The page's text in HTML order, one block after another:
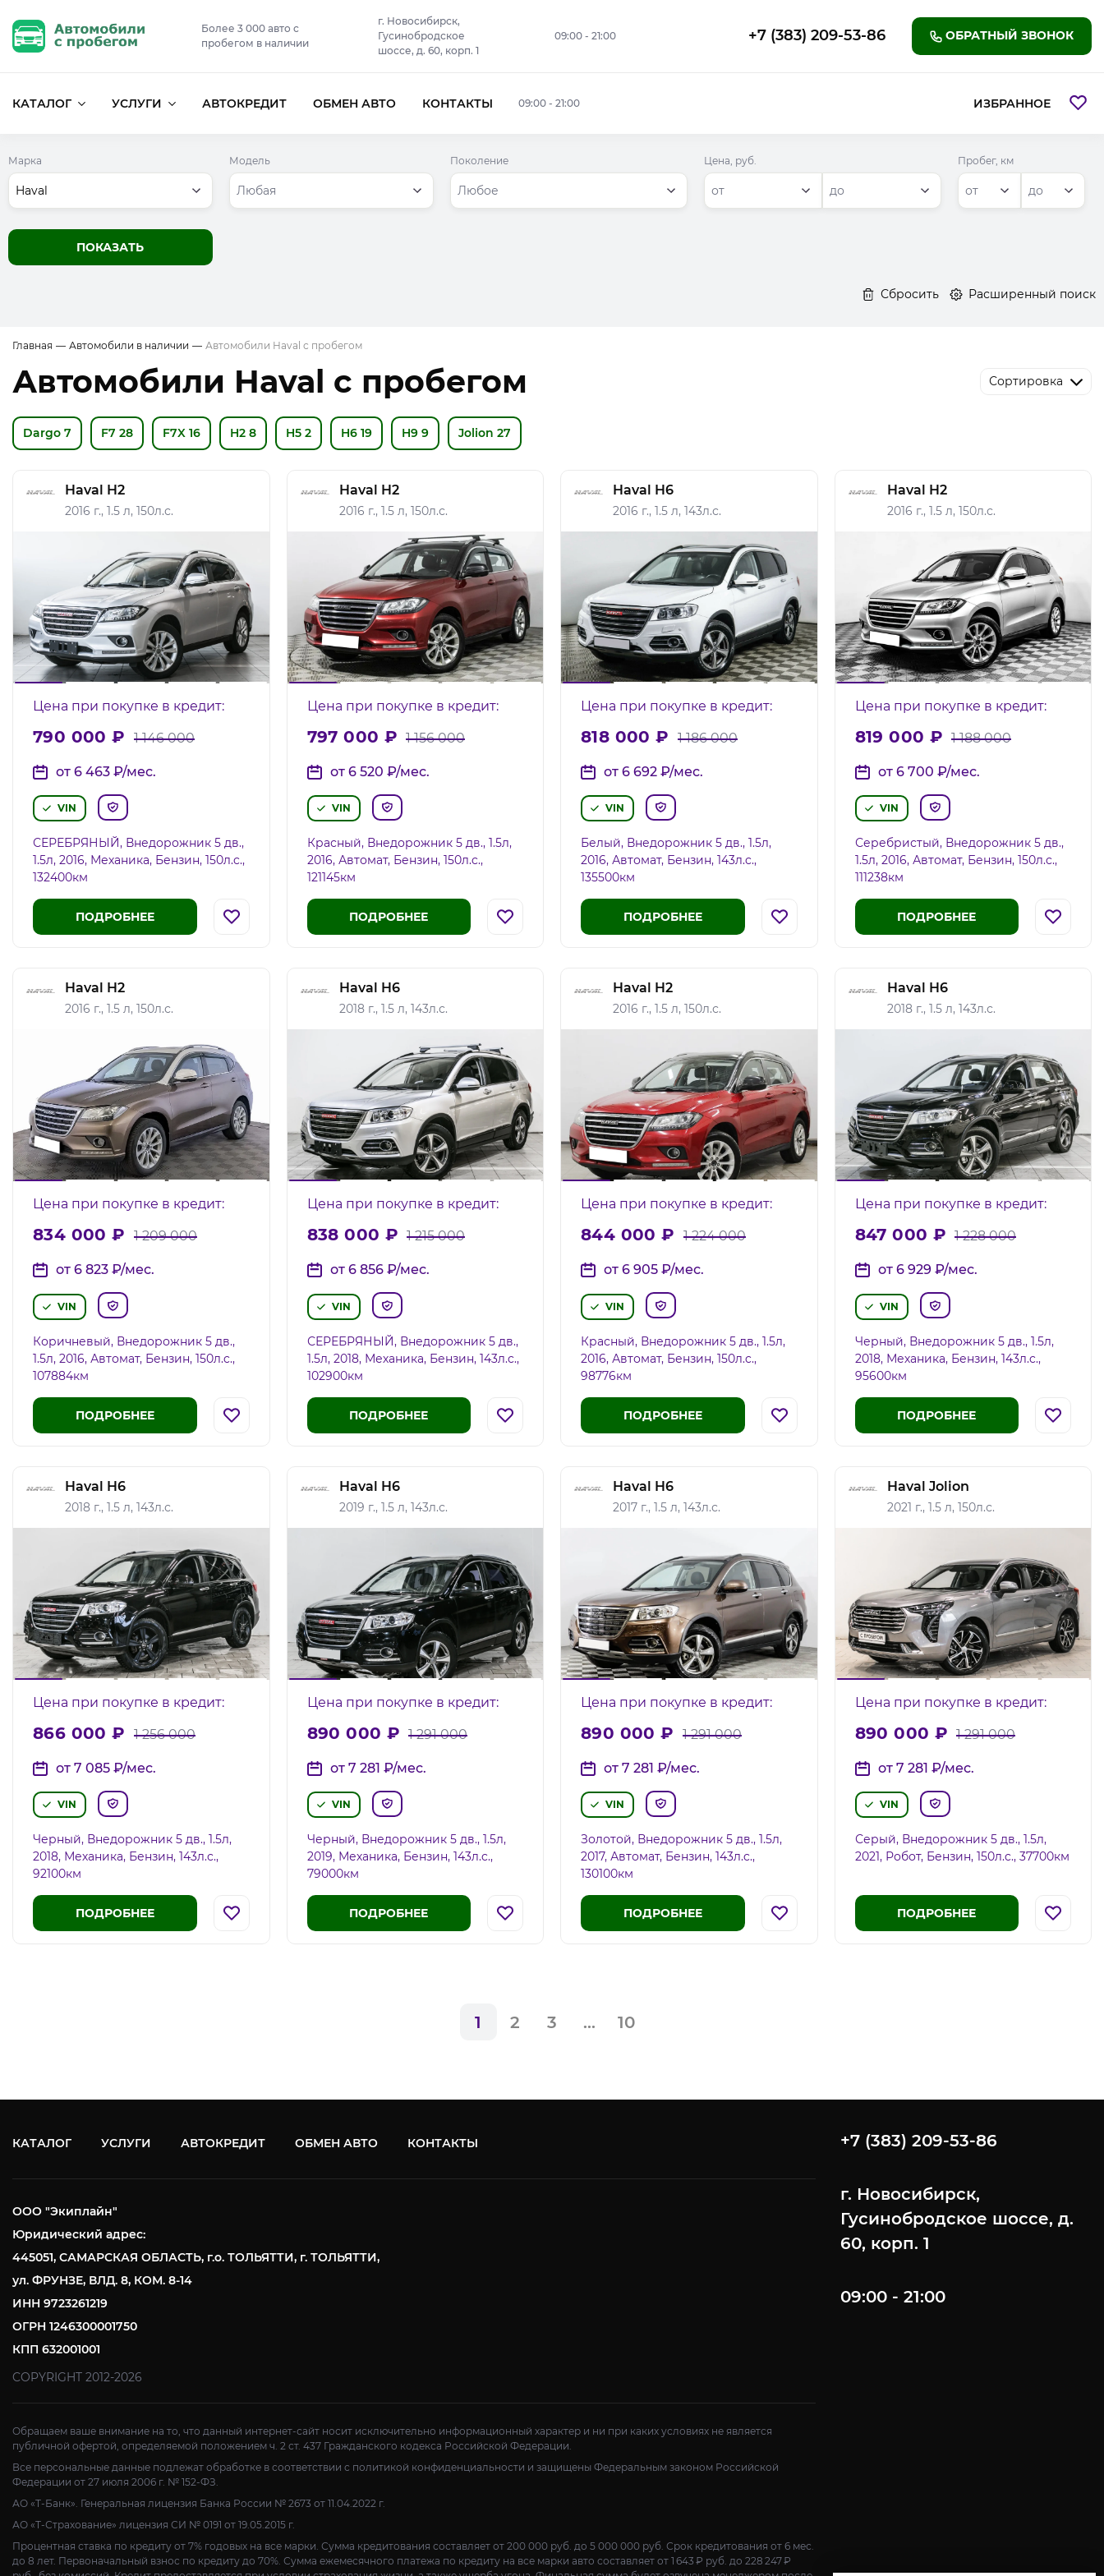
Более 3 000 авто с
пробегом в наличии
г. Новосибирск,
Гусинобродское
шоссе, д. 60, корп. 1
09:00 - 21:00 +7 (383) 209-53-86 ОБРАТНЫЙ ЗВОНОК
КАТАЛОГ УСЛУГИ АВТОКРЕДИТ ОБМЕН АВТО КОНТАКТЫ 09:00 - 21:00 ИЗБРАННОЕ
Марка
Haval
Модель
Любая
Поколение
Любое
Цена, руб.
от
Цена, руб.(до)
до
Пробег, км
от
Пробег, км (До)
до
ПОКАЗАТЬ
Сбросить Расширенный поиск
Главная — Автомобили в наличии — Автомобили Haval с пробегом
Автомобили Haval с пробегом
Dargo 7 F7 28 F7X 16 H2 8 H5 2 H6 19 H9 9 Jolion 27
Сортировка
Haval H2
2016 г., 1.5 л, 150л.с.
Цена при покупке в кредит:
790 000₽ 1 146 000
от 6 463 ₽/мес.
VIN
СЕРЕБРЯНЫЙ, Внедорожник 5 дв.,
1.5л, 2016, Механика, Бензин, 150л.c.,
132400км
ПОДРОБНЕЕ
Haval H2
2016 г., 1.5 л, 150л.с.
Цена при покупке в кредит:
797 000 ₽ 1 156 000
от 6 520 ₽/мес.
VIN
Красный, Внедорожник 5 дв., 1.5л,
2016, Автомат, Бензин, 150л.c.,
121145км
ПОДРОБНЕЕ
Haval H6
2016 г., 1.5 л, 143л.с.
Цена при покупке в кредит:
818 000₽ 1 186 000
от 6 692 ₽/мес.
VIN
Белый, Внедорожник 5 дв., 1.5л,
2016, Автомат, Бензин, 143л.c.,
135500км
ПОДРОБНЕЕ
Haval H2
2016 г., 1.5 л, 150л.с.
Цена при покупке в кредит:
819 000 ₽ 1 188 000
от 6 700 ₽/мес.
VIN
Серебристый, Внедорожник 5 дв.,
1.5л, 2016, Автомат, Бензин, 150л.c.,
111238км
ПОДРОБНЕЕ
Haval H2
2016 г., 1.5 л, 150л.с.
Цена при покупке в кредит:
834 000₽ 1 209 000
от 6 823 ₽/мес.
VIN
Коричневый, Внедорожник 5 дв.,
1.5л, 2016, Автомат, Бензин, 150л.c.,
107884км
ПОДРОБНЕЕ
Haval H6
2018 г., 1.5 л, 143л.с.
Цена при покупке в кредит:
838 000 ₽ 1 215 000
от 6 856 ₽/мес.
VIN
СЕРЕБРЯНЫЙ, Внедорожник 5 дв.,
1.5л, 2018, Механика, Бензин, 143л.c.,
102900км
ПОДРОБНЕЕ
Haval H2
2016 г., 1.5 л, 150л.с.
Цена при покупке в кредит:
844 000₽ 1 224 000
от 6 905 ₽/мес.
VIN
Красный, Внедорожник 5 дв., 1.5л,
2016, Автомат, Бензин, 150л.c.,
98776км
ПОДРОБНЕЕ
Haval H6
2018 г., 1.5 л, 143л.с.
Цена при покупке в кредит:
847 000 ₽ 1 228 000
от 6 929 ₽/мес.
VIN
Черный, Внедорожник 5 дв., 1.5л,
2018, Механика, Бензин, 143л.c.,
95600км
ПОДРОБНЕЕ
Haval H6
2018 г., 1.5 л, 143л.с.
Цена при покупке в кредит:
866 000₽ 1 256 000
от 7 085 ₽/мес.
VIN
Черный, Внедорожник 5 дв., 1.5л,
2018, Механика, Бензин, 143л.c.,
92100км
ПОДРОБНЕЕ
Haval H6
2019 г., 1.5 л, 143л.с.
Цена при покупке в кредит:
890 000 ₽ 1 291 000
от 7 281 ₽/мес.
VIN
Черный, Внедорожник 5 дв., 1.5л,
2019, Механика, Бензин, 143л.c.,
79000км
ПОДРОБНЕЕ
Haval H6
2017 г., 1.5 л, 143л.с.
Цена при покупке в кредит:
890 000₽ 1 291 000
от 7 281 ₽/мес.
VIN
Золотой, Внедорожник 5 дв., 1.5л,
2017, Автомат, Бензин, 143л.c.,
130100км
ПОДРОБНЕЕ
Haval Jolion
2021 г., 1.5 л, 150л.с.
Цена при покупке в кредит:
890 000 ₽ 1 291 000
от 7 281 ₽/мес.
VIN
Серый, Внедорожник 5 дв., 1.5л,
2021, Робот, Бензин, 150л.c., 37700км
ПОДРОБНЕЕ
1 2 3 … 10
+7 (383) 209-53-86
г. Новосибирск,
Гусинобродское шоссе, д.
60, корп. 1
09:00 - 21:00
КАТАЛОГ УСЛУГИ АВТОКРЕДИТ ОБМЕН АВТО КОНТАКТЫ
ООО "Экиплайн"
Юридический адрес:
445051, САМАРСКАЯ ОБЛАСТЬ, г.о. ТОЛЬЯТТИ, г. ТОЛЬЯТТИ,
ул. ФРУНЗЕ, ВЛД. 8, КОМ. 8-14
ИНН 9723261219
ОГРН 1246300001750
КПП 632001001
COPYRIGHT 2012-2026
Обращаем ваше внимание на то, что данный интернет-сайт носит исключительно информационный характер и ни при каких условиях не является
публичной офертой, определяемой положением ч. 2 ст. 437 Гражданского кодекса Российской Федерации.
Все персональные данные подлежат обработке в соответствии с политикой конфиденциальности и защищены Федеральным законом Российской
Федерации от 27 июля 2006 г. № 152-ФЗ.
АО «Т-Банк». Генеральная лицензия Банка России № 2673 от 11.04.2022 г.
АО «Т-Страхование» лицензия СИ № 0191 от 19.05.2015 г.
Процентная ставка по кредиту от 7% годовых на все марки. Сумма кредитования составляет от 200 000 руб. до 5 000 000 руб. Срок кредитования от 6 мес.
до 8 лет. Первоначальный взнос по кредиту до 70%. Сумма ежемесячного платежа по кредиту на все марки авто составляет от 1 643 ₽ руб. до 228 247 ₽